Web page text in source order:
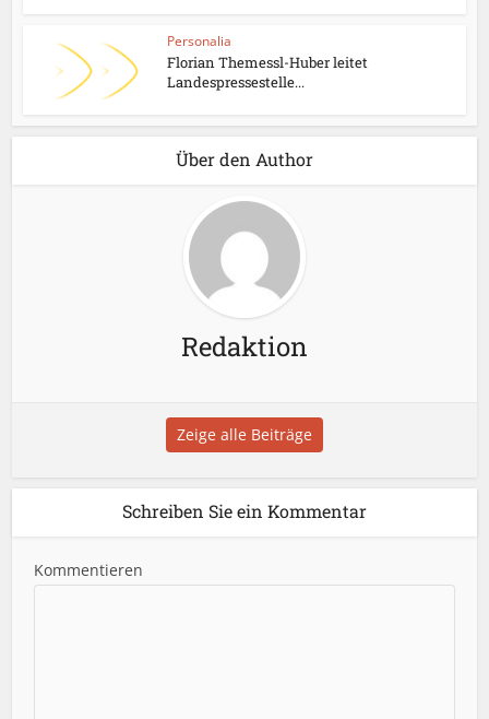
Personalia
Florian Themessl-Huber leitet
Landespressestelle...
Über den Author
Redaktion
Zeige alle Beiträge
Schreiben Sie ein Kommentar
Kommentieren